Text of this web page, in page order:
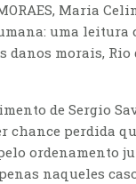
Maria
uma
morais, Rio
de Sergio
chance perdida
ordenamento
naqueles